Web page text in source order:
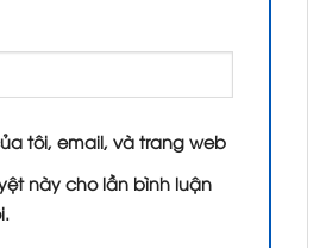
tôi, email, và trang web
này cho lần bình luận